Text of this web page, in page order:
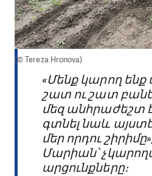
(© Tereza Hronova)
«Մենք կարող
շատ ու շատ
մեզ անհրաժեշտ
գտնել նաև
մեր որդու
Մարիան՝
արցունքները։